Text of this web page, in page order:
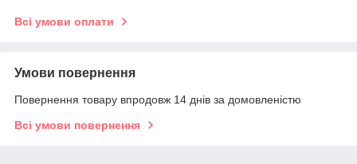
Всі умови оплати
Умови повернення
Повернення товару впродовж 14 днів за домовленістю
Всі умови повернення